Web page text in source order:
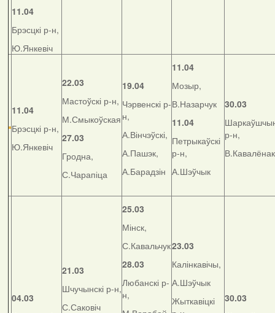
11.04
Брэсцкі р-н,
Ю.Янкевіч
11.04
Брэсцкі р-н,
Ю.Янкевіч
22.03
Мастоўскі р-н,
М.Смыкоўская
27.03
Гродна,
С.Чарапіца
19.04
Чэрвенскі р-
н,
А.Вінчэўскі,
А.Пашэк,
А.Барадзін
11.04
Мозыр,
В.Назарчук
11.04
Петрыкаўскі
р-н,
А.Шэўчык
30.03
р-н,
В.Кавалёнак
04.03
21.03
Шчучынскі р-н,
С.Саковіч
25.03
Мінск,
С.Кавальчук
28.03
Любанскі р-
н,
23.03
Калінкавічы,
А.Шэўчык
Жыткавіцкі
30.03